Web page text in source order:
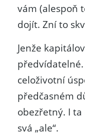
vám (alespoň
dojít. Zní to
Jenže
celoživotní
předčasném
obezřetný. I
svá „ale“.